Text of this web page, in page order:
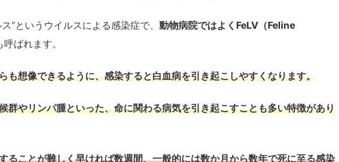
”というウイルスによる感染症で、 動物病院ではよくFeLV（Feline
呼ばれます。
も想像できるように、感染すると白血病を引き起こしやすくなります。
群やリンパ腫といった、命に関わる病気を引き起こすことも多い特徴があり
ることが難しく早ければ数週間、一般的には数か月から数年で死に至る感染